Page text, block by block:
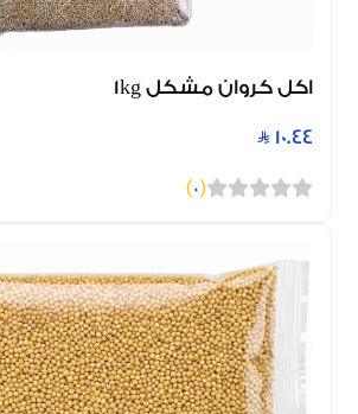
اكل كروان مشكل 1kg
10.44
(
0
)